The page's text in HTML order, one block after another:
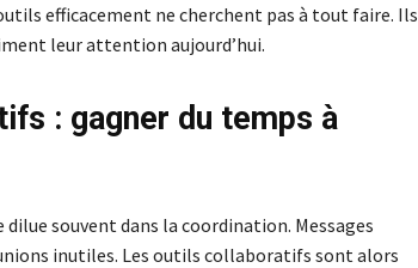
efficacement ne cherchent pas à tout faire. Ils
leur attention aujourd’hui.
: gagner du temps à
souvent dans la coordination. Messages
inutiles. Les outils collaboratifs sont alors